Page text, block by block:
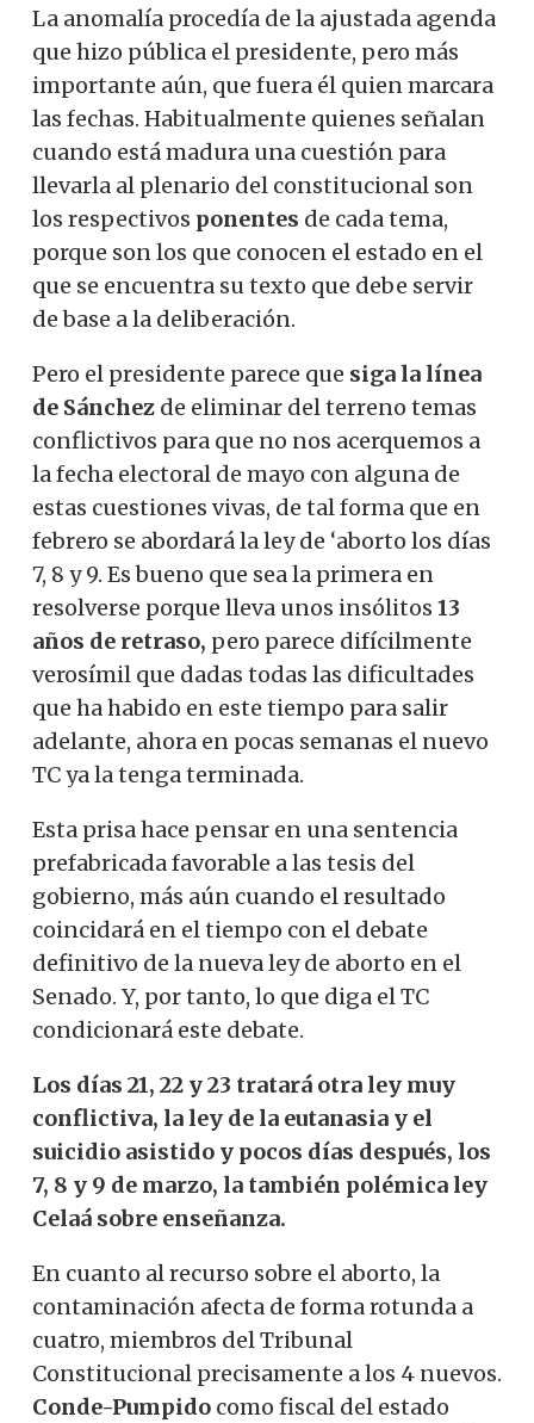
La anomalía procedía de la ajustada agenda
que hizo pública el presidente, pero más
importante aún, que fuera él quien marcara
las fechas. Habitualmente quienes señalan
cuando está madura una cuestión para
llevarla al plenario del constitucional son
los respectivos ponentes de cada tema,
porque son los que conocen el estado en el
que se encuentra su texto que debe servir
de base a la deliberación.
Pero el presidente parece que siga la línea
de Sánchez de eliminar del terreno temas
conflictivos para que no nos acerquemos a
la fecha electoral de mayo con alguna de
estas cuestiones vivas, de tal forma que en
febrero se abordará la ley de ‘aborto los días
7, 8 y 9. Es bueno que sea la primera en
resolverse porque lleva unos insólitos 13
años de retraso, pero parece difícilmente
verosímil que dadas todas las dificultades
que ha habido en este tiempo para salir
adelante, ahora en pocas semanas el nuevo
TC ya la tenga terminada.
Esta prisa hace pensar en una sentencia
prefabricada favorable a las tesis del
gobierno, más aún cuando el resultado
coincidará en el tiempo con el debate
definitivo de la nueva ley de aborto en el
Senado. Y, por tanto, lo que diga el TC
condicionará este debate.
Los días 21, 22 y 23 tratará otra ley muy
conflictiva, la ley de la eutanasia y el
suicidio asistido y pocos días después, los
7, 8 y 9 de marzo, la también polémica ley
Celaá sobre enseñanza.
En cuanto al recurso sobre el aborto, la
contaminación afecta de forma rotunda a
cuatro, miembros del Tribunal
Constitucional precisamente a los 4 nuevos.
Conde-Pumpido como fiscal del estado